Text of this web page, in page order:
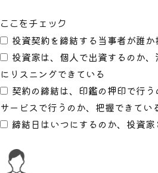
ここをチェック
投資契約を締結する当事者が誰か
投資家は、個人で出資するのか
にリスニングできている
契約の締結は、印鑑の押印で行
サービスで行うのか、把握できてい
締結日はいつにするのか、投資